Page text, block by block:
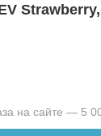
Strawberry,
на сайте — 5